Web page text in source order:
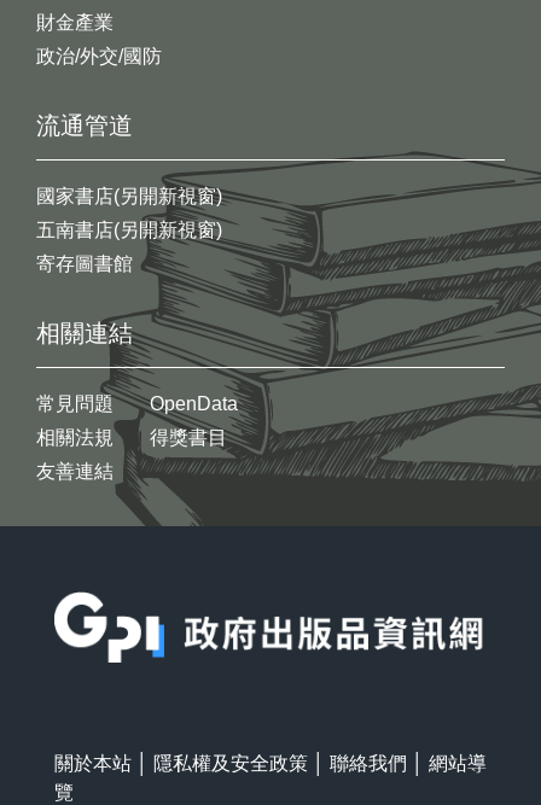
財金產業
政治/外交/國防
流通管道
國家書店(另開新視窗)
五南書店(另開新視窗)
寄存圖書館
相關連結
常見問題
相關法規
友善連結
OpenData
得獎書目
關於本站 隱私權及安全政策 聯絡我們
網站導
覽